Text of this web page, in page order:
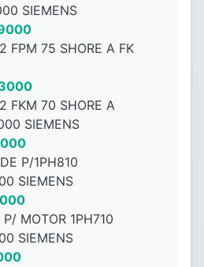
SIEMENS
FPM 75 SHORE A FK
FKM 70 SHORE A
SIEMENS
P/1PH810
SIEMENS
MOTOR 1PH710
SIEMENS